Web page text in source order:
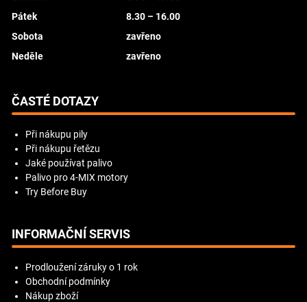
Pátek
8.30 – 16.00
Sobota
zavřeno
Neděle
zavřeno
ČASTÉ DOTAZY
Při nákupu pily
Při nákupu řetězu
Jaké používat palivo
Palivo pro 4-MIX motory
Try Before Buy
INFORMAČNÍ SERVIS
Prodloužení záruky o 1 rok
Obchodní podmínky
Nákup zboží